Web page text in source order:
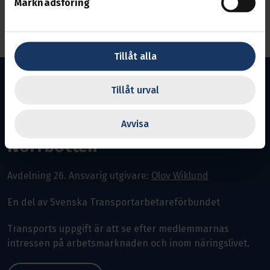
Tillåt alla
Tillåt urval
Avvisa
Norrbotten
Avdelning 26. Ansvarig utgivare: Olov Wiklund
En del av Svenska Transportarbetareförbundet
Transports uppgift är att se efter medlemmarnas
intressen på arbetsmarknaden och inom näringslivet.